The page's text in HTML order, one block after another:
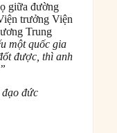
giữa đường
trưởng Viện
Trung
một quốc gia
được, thì anh
đức